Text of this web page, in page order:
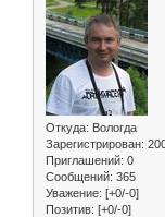
Откуда: Вологда
Зарегистрирован:
Приглашений: 0
Сообщений: 365
Уважение: [+0/-0]
Позитив: [+0/-0]